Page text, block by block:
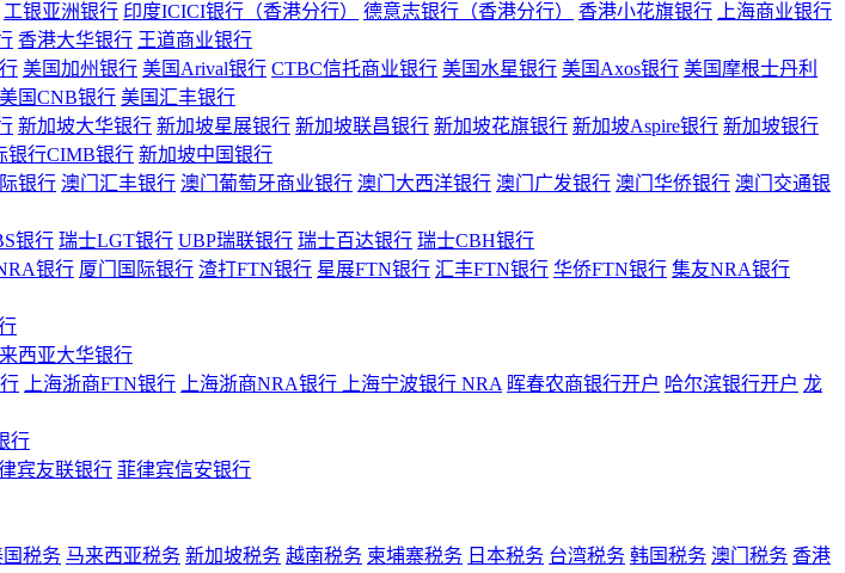
工银亚洲银行 印度ICICI银行（香港分行） 德意志银行（香港分行） 香港小花旗银行
上海商业银行
香港大华银行 王道商业银行
美国加州银行 美国Arival银行 CTBC信托商业银行 美国水星银行 美国Axos银行 美国摩根士丹利
美国CNB银行 美国汇丰银行
新加坡大华银行 新加坡星展银行 新加坡联昌银行 新加坡花旗银行 新加坡Aspire银行 新加坡银行
银行CIMB银行 新加坡中国银行
银行 澳门汇丰银行 澳门葡萄牙商业银行 澳门大西洋银行 澳门广发银行 澳门华侨银行 澳门交通银
银行 瑞士LGT银行 UBP瑞联银行 瑞士百达银行 瑞士CBH银行
银行 厦门国际银行 渣打FTN银行 星展FTN银行 汇丰FTN银行 华侨FTN银行 集友NRA银行
西亚大华银行
上海浙商FTN银行 上海浙商NRA银行 上海宁波银行 NRA 晖春农商银行开户 哈尔滨银行开户 龙
行
宾友联银行 菲律宾信安银行
国税务 马来西亚税务 新加坡税务 越南税务 柬埔寨税务 日本税务 台湾税务 韩国税务 澳门税务 香港